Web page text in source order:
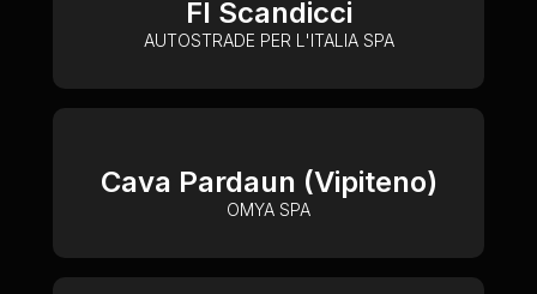
FI Scandicci
AUTOSTRADE PER L'ITALIA SPA
Cava Pardaun (Vipiteno)
OMYA SPA